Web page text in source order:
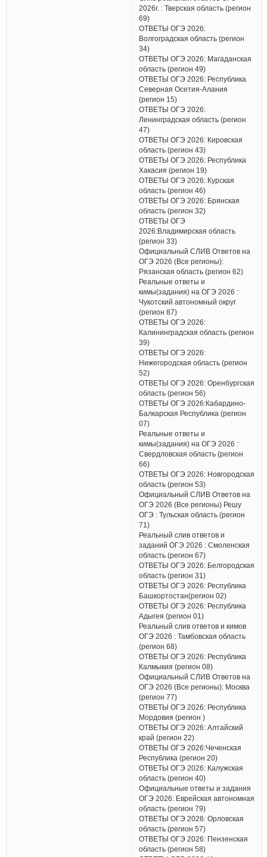
2026г. : Тверская область (регион
69)
ОТВЕТЫ ОГЭ 2026:
Волгоградская область (регион
34)
ОТВЕТЫ ОГЭ 2026: Магаданская
область (регион 49)
ОТВЕТЫ ОГЭ 2026: Республика
Северная Осетия-Алания
(регион 15)
ОТВЕТЫ ОГЭ 2026:
Ленинградская область (регион
47)
ОТВЕТЫ ОГЭ 2026: Кировская
область (регион 43)
ОТВЕТЫ ОГЭ 2026: Республика
Хакасия (регион 19)
ОТВЕТЫ ОГЭ 2026: Курская
область (регион 46)
ОТВЕТЫ ОГЭ 2026: Брянская
область (регион 32)
ОТВЕТЫ ОГЭ
2026:Владимирская область
(регион 33)
Официальный СЛИВ Ответов на
ОГЭ 2026 (Все регионы):
Рязанская область (регион 62)
Реальные ответы и
кимы(задания) на ОГЭ 2026 :
Чукотский автономный округ
(регион 87)
ОТВЕТЫ ОГЭ 2026:
Калининградская область (регион
39)
ОТВЕТЫ ОГЭ 2026:
Нижегородская область (регион
52)
ОТВЕТЫ ОГЭ 2026: Оренбургская
область (регион 56)
ОТВЕТЫ ОГЭ 2026:Кабардино-
Балкарская Республика (регион
07)
Реальные ответы и
кимы(задания) на ОГЭ 2026 :
Свердловская область (регион
66)
ОТВЕТЫ ОГЭ 2026: Новгородская
область (регион 53)
Официальный СЛИВ Ответов на
ОГЭ 2026 (Все регионы) Решу
ОГЭ : Тульская область (регион
71)
Реальный слив ответов и
заданий ОГЭ 2026 : Смоленская
область (регион 67)
ОТВЕТЫ ОГЭ 2026: Белгородская
область (регион 31)
ОТВЕТЫ ОГЭ 2026: Республика
Башкортостан(регион 02)
ОТВЕТЫ ОГЭ 2026: Республика
Адыгея (регион 01)
Реальный слив ответов и кимов
ОГЭ 2026 : Тамбовская область
(регион 68)
ОТВЕТЫ ОГЭ 2026: Республика
Калмыкия (регион 08)
Официальный СЛИВ Ответов на
ОГЭ 2026 (Все регионы): Москва
(регион 77)
ОТВЕТЫ ОГЭ 2026: Республика
Мордовия (регион )
ОТВЕТЫ ОГЭ 2026: Алтайский
край (регион 22)
ОТВЕТЫ ОГЭ 2026:Чеченская
Республика (регион 20)
ОТВЕТЫ ОГЭ 2026: Калужская
область (регион 40)
Официальные ответы и задания
ОГЭ 2026: Еврейская автономная
область (регион 79)
ОТВЕТЫ ОГЭ 2026: Орловская
область (регион 57)
ОТВЕТЫ ОГЭ 2026: Пензенская
область (регион 58)